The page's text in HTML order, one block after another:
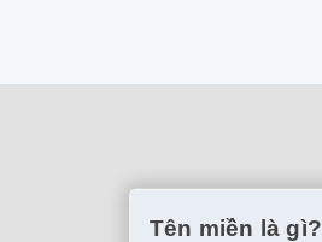
Tên miền là gì?